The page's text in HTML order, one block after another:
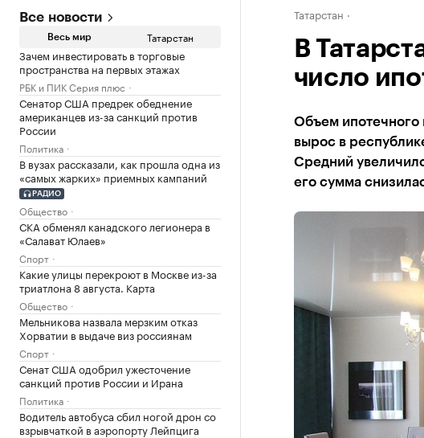
Все новости
Весь мир Татарстан
Зачем инвестировать в торговые
пространства на первых этажах
РБК и ПИК Серия плюс
Сенатор США предрек обеднение
американцев из-за санкций против
России
Политика
В вузах рассказали, как прошла одна из
«самых жарких» приемных кампаний
РАДИО
Общество
СКА обменял канадского легионера в
«Салават Юлаев»
Спорт
Какие улицы перекроют в Москве из-за
триатлона 8 августа. Карта
Общество
Мельникова назвала мерзким отказ
Хорватии в выдаче виз россиянам
Спорт
Сенат США одобрил ужесточение
санкций против России и Ирана
Политика
Водитель автобуса сбил ногой дрон со
взрывчаткой в аэропорту Лейпцига
Татарстан
В
число
Объем ипотечного
вырос в
Средний
его сумма